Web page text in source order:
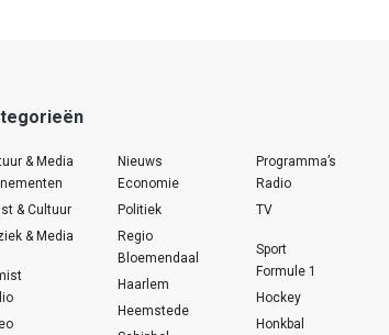
& Media
& Cultuur
& Media
Nieuws
Economie
Politiek
Regio
Bloemendaal
Haarlem
Heemstede
Programma’s
Radio
TV
Sport
Formule 1
Hockey
Honkbal